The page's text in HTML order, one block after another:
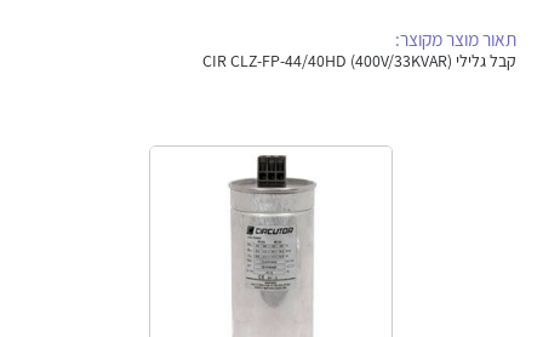
פתרונות וציוד לסביבה נפיצה EX
פתרונות לתחום הסולארי
תאור מוצר מקוצר:
קבל גלילי (CIR CLZ-FP-44/40HD (400V/33KVAR